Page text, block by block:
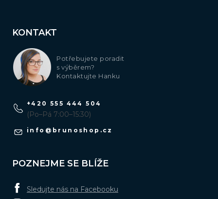
KONTAKT
Potřebujete poradit
s výběrem?
Kontaktujte Hanku
info @ brunoshop.cz
+420 555 444 504
(Po–Pá 7:00–15:30)
POZNEJME SE BLÍŽE
Sledujte nás na Facebooku